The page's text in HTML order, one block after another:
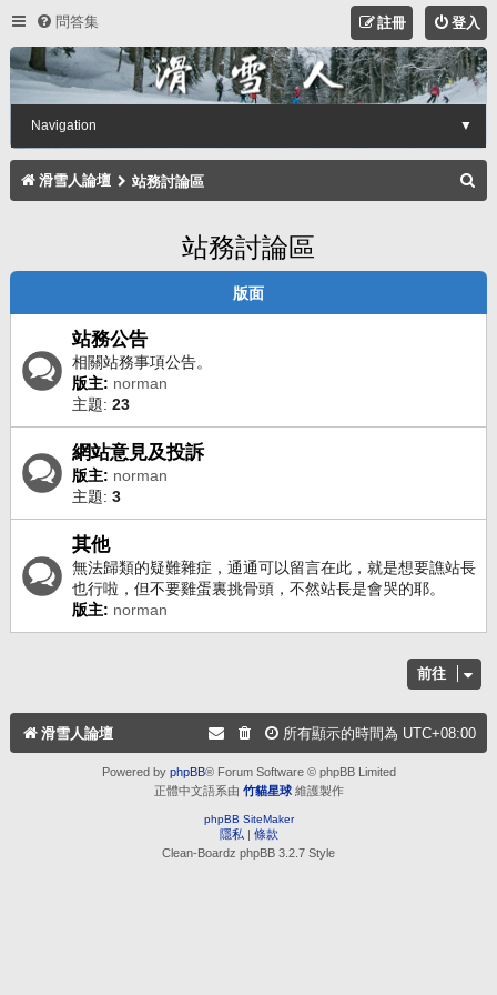
問答集 登入
註冊
Navigation ▼
滑雪人論壇 站務討論區
站務討論區
版面
站務公告
相關站務事項公告。
版主: norman
主題: 23
網站意見及投訴
版主: norman
主題: 3
其他
無法歸類的疑難雜症，通通可以留言在此，就是想要譙站長
也行啦，但不要雞蛋裏挑骨頭，不然站長是會哭的耶。
版主: norman
前往
滑雪人論壇 所有顯示的時間為 UTC+08:00
Powered by phpBB® Forum Software © phpBB Limited
正體中文語系由 竹貓星球維護製作
phpBB SiteMaker
隱私 | 條款
Clean-Boardz phpBB 3.2.7 Style